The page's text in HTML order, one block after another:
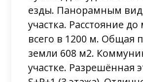
езды. Панорамным
участка. Расстояние до
всего в 1200 м. Общая
земли 608 м2.
участке. Разрешённая